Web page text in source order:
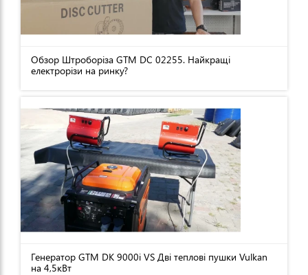
Обзор Штроборіза GTM DC 02255. Найкращі
електрорізи на ринку?
Генератор GTM DK 9000i VS Дві теплові пушки Vulkan
на 4,5кВт